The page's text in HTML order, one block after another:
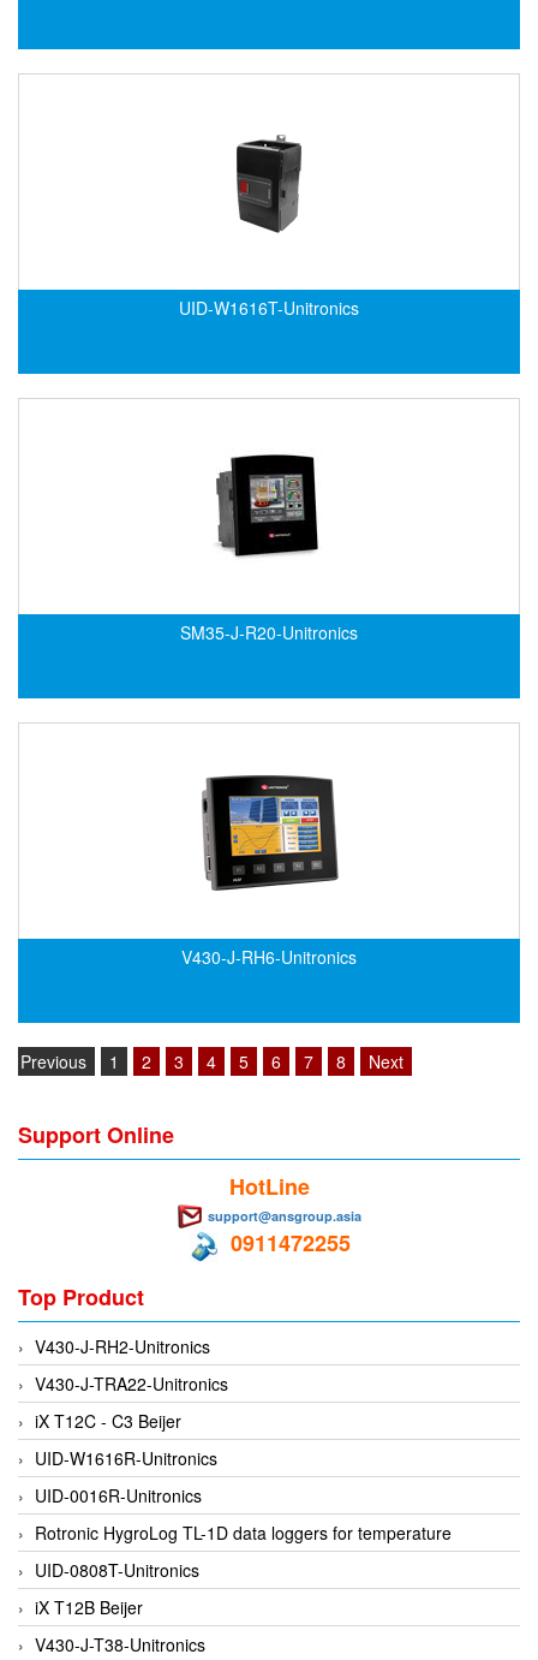
Duclean
E+H
Electro Adda
Electronics Inc. Viet Nam
Electro-Sensors Vietnam
Elektrophysik Vietnam
ELGO Electronic
ELIS PLZEŇ
ELMEKO
ELMESS-Thermosystemtechnik
Eltex-Elektrostatik
Eltherm
ELTRA Encoder
ELVEM Vietnam
Emaco
EMC PARTNER
UID-W1616T-Unitronics
SM35-J-R20-Unitronics
V430-J-RH6-Unitronics
Previous 1 2 3 4 5 6 7 8 Next
Support Online
HotLine
support@ansgroup.asia
0911472255
Top Product
V430-J-RH2-Unitronics
V430-J-TRA22-Unitronics
iX T12C - C3 Beijer
UID-W1616R-Unitronics
UID-0016R-Unitronics
Rotronic HygroLog TL-1D data loggers for temperature
UID-0808T-Unitronics
iX T12B Beijer
V430-J-T38-Unitronics